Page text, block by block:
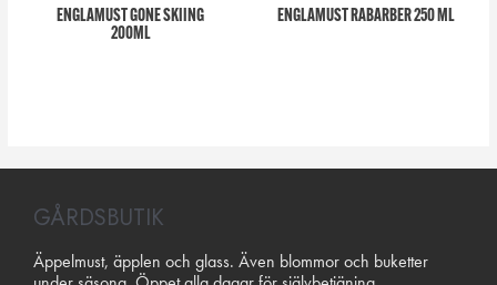
ENGLAMUST GONE SKIING
200ML
ENGLAMUST RABARBER 250 ML
GÅRDSBUTIK
Äppelmust, äpplen och glass. Även blommor och buketter